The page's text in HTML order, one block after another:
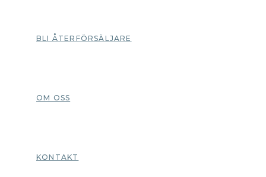
BLI ÅTERFÖRSÄLJARE
OM OSS
KONTAKT